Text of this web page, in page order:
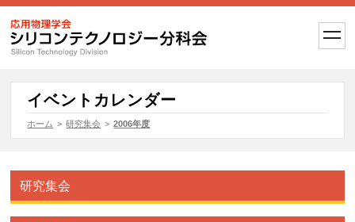
t
o
l
i
o
イベントカレンダー
ホーム > 研究集会 > 2006年度
研究集会